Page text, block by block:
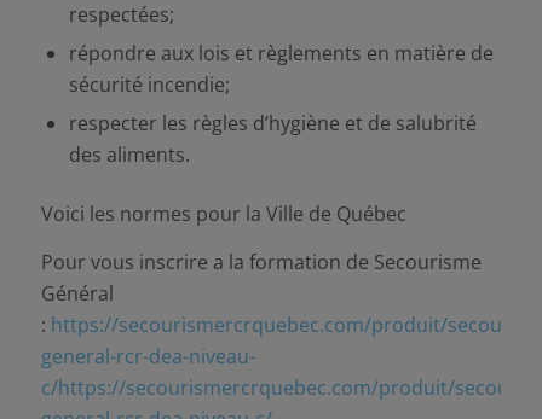
respectées;
répondre aux lois et règlements en matière de
sécurité incendie;
respecter les règles d’hygiène et de salubrité
des aliments.
Voici les normes pour la Ville de Québec
Pour vous inscrire a la formation de Secourisme
Général
: https://secourismercrquebec.com/produit/
general-rcr-dea-niveau-
c/https://secourismercrquebec.com/produit/